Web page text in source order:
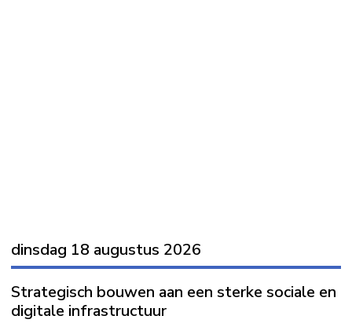
dinsdag 18 augustus 2026
Strategisch bouwen aan een sterke sociale en
digitale infrastructuur